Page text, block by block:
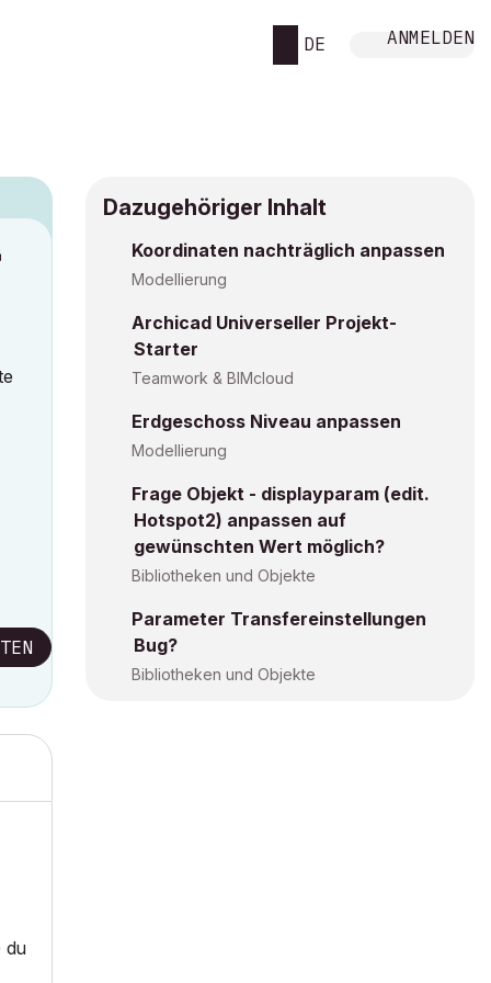
DE ANMELDEN
du
Dazugehöriger Inhalt
Koordinaten nachträglich anpassen
Modellierung
Archicad Universeller Projekt-
Starter
Teamwork & BIMcloud
Erdgeschoss Niveau anpassen
Modellierung
Frage Objekt - displayparam (edit.
Hotspot2) anpassen auf
gewünschten Wert möglich?
Bibliotheken und Objekte
Parameter Transfereinstellungen
Bug?
Bibliotheken und Objekte